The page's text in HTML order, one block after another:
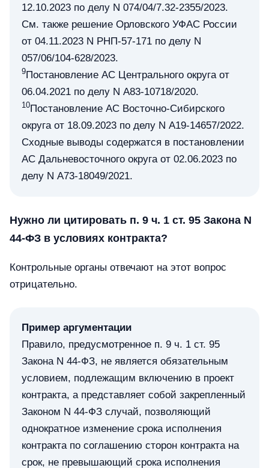
12.10.2023 по делу N 074/04/7.32-2355/2023.
См. также решение Орловского УФАС России
от 04.11.2023 N РНП-57-171 по делу N
057/06/104-628/2023.
9Постановление АС Центрального округа от
06.04.2021 по делу N А83-10718/2020.
10Постановление АС Восточно-Сибирского
округа от 18.09.2023 по делу N А19-14657/2022.
Сходные выводы содержатся в постановлении
АС Дальневосточного округа от 02.06.2023 по
делу N А73-18049/2021.
Нужно ли цитировать п. 9 ч. 1 ст. 95 Закона N
44-ФЗ в условиях контракта?
Контрольные органы отвечают на этот вопрос
отрицательно.
Пример аргументации
Правило, предусмотренное п. 9 ч. 1 ст. 95
Закона N 44-ФЗ, не является обязательным
условием, подлежащим включению в проект
контракта, а представляет собой закрепленный
Законом N 44-ФЗ случай, позволяющий
однократное изменение срока исполнения
контракта по соглашению сторон контракта на
срок, не превышающий срока исполнения